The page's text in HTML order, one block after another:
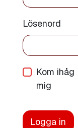
Lösenord
Kom ihåg
mig
Logga in